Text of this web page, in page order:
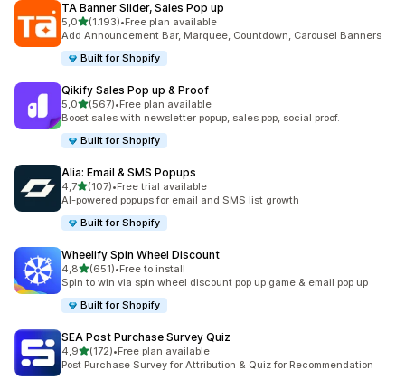
TA Banner Slider, Sales Pop up
5,0stelle su 5
(1.193)
1193 recensioni totali
•Free plan available
Add Announcement Bar, Marquee, Countdown, Carousel Banners
Built for Shopify
Qikify Sales Pop up & Proof
5,0stelle su 5
(567)
567 recensioni totali
•Free plan available
Boost sales with newsletter popup, sales pop, social proof.
Built for Shopify
Alia: Email & SMS Popups
4,7stelle su 5
(107)
107 recensioni totali
•Free trial available
AI-powered popups for email and SMS list growth
Built for Shopify
Wheelify Spin Wheel Discount
4,8stelle su 5
(651)
651 recensioni totali
•Free to install
Spin to win via spin wheel discount pop up game & email pop up
Built for Shopify
SEA Post Purchase Survey Quiz
4,9stelle su 5
(172)
172 recensioni totali
•Free plan available
Post Purchase Survey for Attribution & Quiz for Recommendation